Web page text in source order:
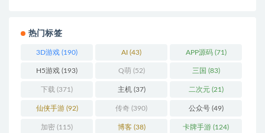
热门标签
3D游戏 (190) AI (43) APP源码(71)
H5游戏 (193) Q萌 (52) 三国 (83)
下载 (371) 主机(37) 二次元(21)
仙侠手游(92) 传奇 (390) 公众号(49)
加密 (115) 博客(38) 卡牌手游 (124)